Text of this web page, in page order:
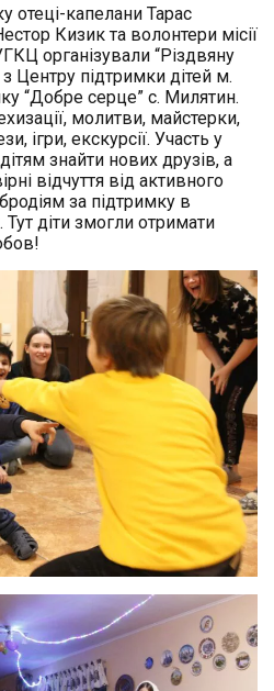
отеці-капелани Тарас
Кизик та волонтери місії
організували “Різдвяну
Центру підтримки дітей м.
“Добре серце” с. Милятин.
молитви, майстерки,
ігри, екскурсії. Участь у
знайти нових друзів, а
відчуття від активного
за підтримку в
Тут діти змогли отримати